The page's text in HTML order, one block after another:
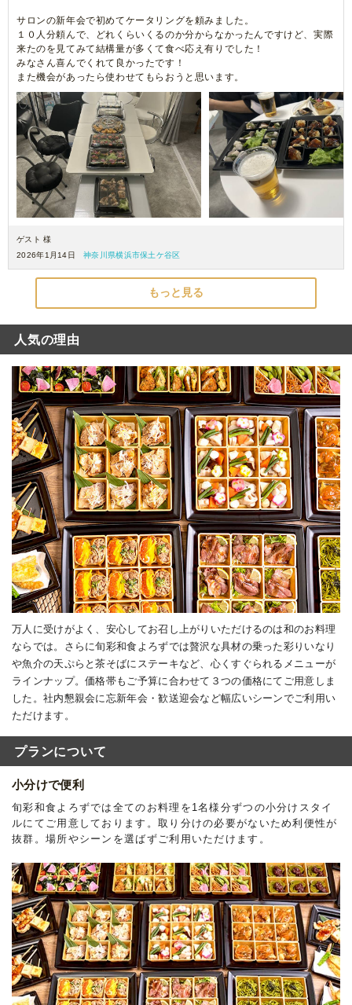
サロンの新年会で初めてケータリングを頼みました。
１０人分頼んで、どれくらいくるのか分からなかったんですけど、実際
来たのを見てみて結構量が多くて食べ応え有りでした！
みなさん喜んでくれて良かったです！
また機会があったら使わせてもらおうと思います。
ゲスト 様
2026年1月14日
神奈川県横浜市保土ケ谷区
もっと見る
人気の理由
万人に受けがよく、安心してお召し上がりいただけるのは和のお料理
ならでは。さらに旬彩和食よろずでは贅沢な具材の乗った彩りいなり
や魚介の天ぷらと茶そばにステーキなど、心くすぐられるメニューが
ラインナップ。価格帯もご予算に合わせて３つの価格にてご用意しま
した。社内懇親会に忘新年会・歓送迎会など幅広いシーンでご利用い
ただけます。
プランについて
小分けで便利
旬彩和食よろずでは全てのお料理を1名様分ずつの小分けスタイ
ルにてご用意しております。取り分けの必要がないため利便性が
抜群。場所やシーンを選ばずご利用いただけます。